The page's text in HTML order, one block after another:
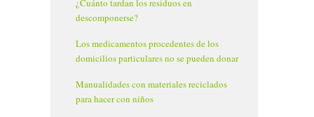
¿Cuánto tardan los residuos en
descomponerse?
Los medicamentos procedentes de los
domicilios particulares no se pueden donar
Manualidades con materiales reciclados
para hacer con niños